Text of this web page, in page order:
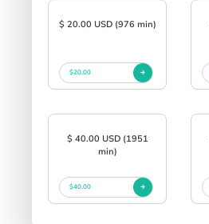
$ 20.00 USD (976 min)
$20.00
$ 40.00 USD (1951
min)
$40.00